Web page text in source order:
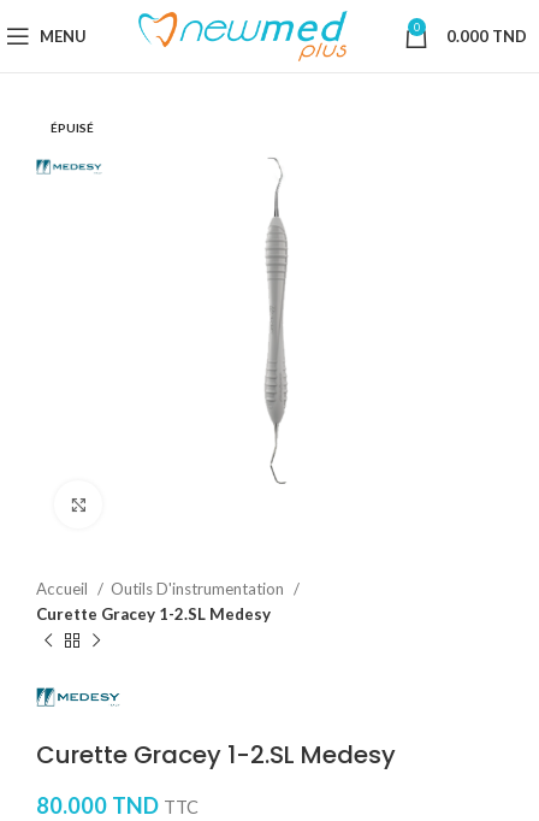
MENU 0 0.000 TND
ÉPUISÉ
Accueil
Outils D'instrumentation
Curette Gracey 1-2.SL Medesy
Curette Gracey 1-2.SL Medesy
80.000 TND TTC